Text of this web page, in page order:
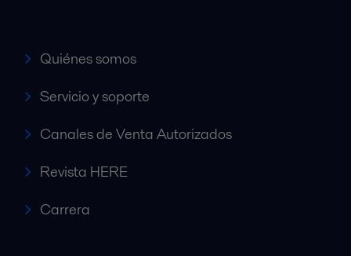
Quiénes somos
Servicio y soporte
Canales de Venta Autorizados
Revista HERE
Carrera